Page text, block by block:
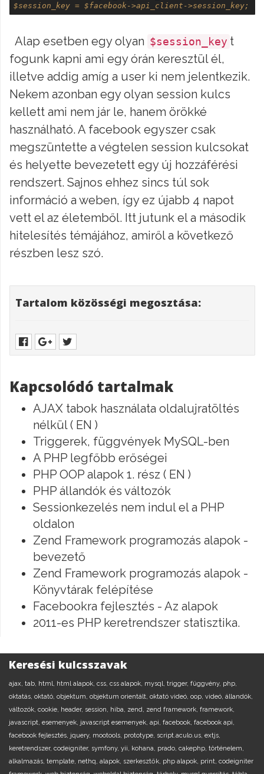
$session_key = $facebook->api_client->session_key;
Alap esetben egy olyan $session_key t
fogunk kapni ami egy órán keresztül él,
illetve addig amíg a user ki nem jelentkezik.
Nekem azonban egy olyan session kulcs
kellett ami nem jár le, hanem örökké
használható. A facebook egyszer csak
megszüntette a végtelen session kulcsokat
és helyette bevezetett egy új hozzáférési
rendszert. Sajnos ehhez sincs túl sok
információ a weben, így ez újabb 4 napot
vett el az életemből. Itt jutunk el a második
hitelesítés témájához, amiről a következő
részben lesz szó.
Tartalom közösségi megosztása:
Kapcsolódó tartalmak
AJAX tabok használata oldalujratöltés
nélkül ( EN )
Triggerek, függvények MySQL-ben
A PHP legfőbb erőségei
PHP OOP alapok 1. rész ( EN )
PHP állandók és változók
Sessionkezelés nem indul el a PHP
oldalon
Zend Framework programozás alapok -
bevezető
Zend Framework programozás alapok -
Könyvtárak felépítése
Facebookra fejlesztés - Az alapok
2011-es PHP keretrendszer statisztika.
Keresési kulcsszavak
ajax, tab, html, html alapok, css, css alapok, mysql, trigger, függvény, php,
oktatás, oktató, objektum, objektum orientált, oktató videó, oop, videó, állandók,
változók, cookie, header, session, hiba, zend, zend framework, framework,
javascript, esemenyek, javascript esemenyek, api, facebook, facebook api,
facebook fejlesztés, jquery, mootools, prototype, script.aculo.us, extjs,
keretrendszer, codeigniter, symfony, yii, kohana, prado, cakephp, történelem,
alkalmazás, template, nethq, alapok, szerkesztők, php alapok, print, codeigniter